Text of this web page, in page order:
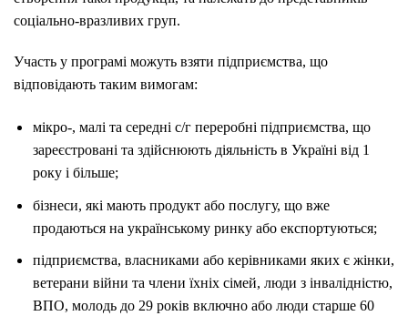
соціально-вразливих груп.
Участь у програмі можуть взяти підприємства, що
відповідають таким вимогам:
мікро-, малі та середні с/г переробні підприємства, що
зареєстровані та здійснюють діяльність в Україні від 1
року і більше;
бізнеси, які мають продукт або послугу, що вже
продаються на українському ринку або експортуються;
підприємства, власниками або керівниками яких є жінки,
ветерани війни та члени їхніх сімей, люди з інвалідністю,
ВПО, молодь до 29 років включно або люди старше 60